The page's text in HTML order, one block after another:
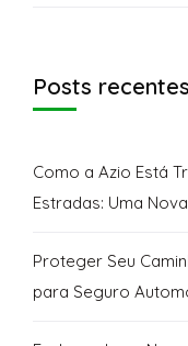
Posts recentes
Como a Azio Está
Estradas: Uma
Proteger Seu
para Seguro